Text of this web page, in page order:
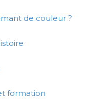
de couleur ?
formation